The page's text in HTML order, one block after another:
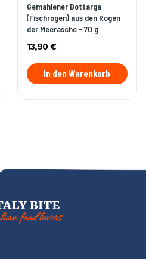
Gemahlener Bottarga
(Fischrogen) aus den Rogen
der Meeräsche - 70 g
13,90 €
In den Warenkorb